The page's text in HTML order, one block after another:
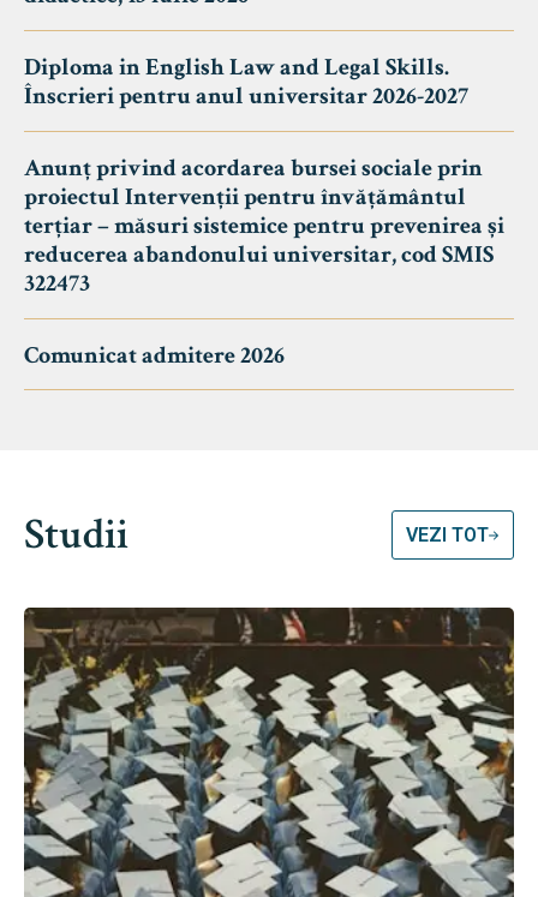
Diploma in English Law and Legal Skills.
Înscrieri pentru anul universitar 2026-2027
Anunț privind acordarea bursei sociale prin
proiectul Intervenții pentru învățământul
terțiar – măsuri sistemice pentru prevenirea și
reducerea abandonului universitar, cod SMIS
322473
Comunicat admitere 2026
Studii VEZI TOT